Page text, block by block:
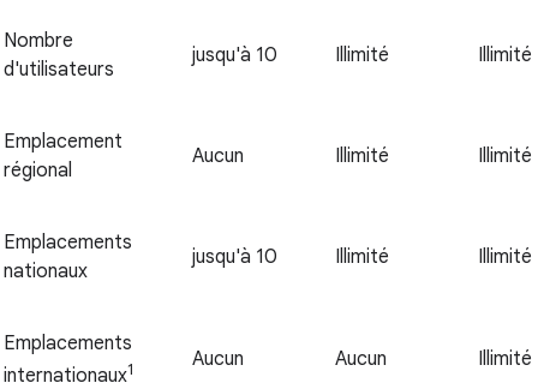
Nombre
d'utilisateurs
jusqu'à 10 Illimité Illimité
Emplacement
régional
Aucun Illimité Illimité
Emplacements
nationaux
jusqu'à 10 Illimité Illimité
Emplacements
internationaux1 Aucun Aucun Illimité